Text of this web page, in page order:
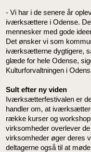
- Vi har i de senere år
iværksættere i Odense.
mennesker med gode
Det ønsker vi som
iværksætterne dygtigere,
glæde for hele Odense,
Kulturforvaltningen i
Sult efter ny viden
Iværksætterfestivalen er
handler om, at
række kurser og
virksomheder overlever
virksomheder øger deres
deltagerne også til at